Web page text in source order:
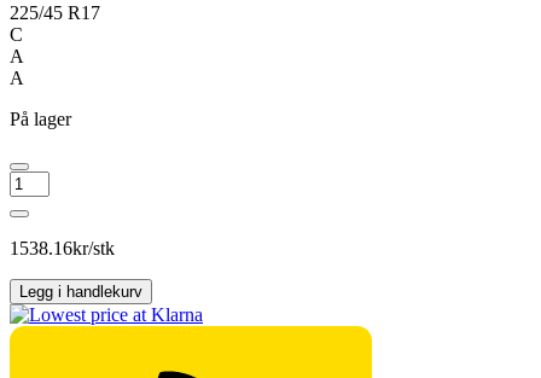
225/45 R17
C
A
A
På lager
NOKIAN
HAKKA
BLUE
31538.16kr/stk
Legg i handlekurv